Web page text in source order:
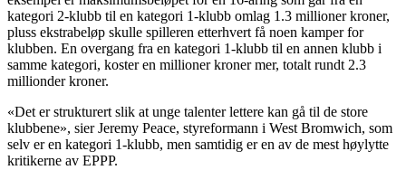
kategori 2-klubb til en kategori 1-klubb omlag 1.3 millioner kroner,
pluss ekstrabeløp skulle spilleren etterhvert få noen kamper for
klubben. En overgang fra en kategori 1-klubb til en annen klubb i
samme kategori, koster en millioner kroner mer, totalt rundt 2.3
millionder kroner.
«Det er strukturert slik at unge talenter lettere kan gå til de store
klubbene», sier Jeremy Peace, styreformann i West Bromwich, som
selv er en kategori 1-klubb, men samtidig er en av de mest høylytte
kritikerne av EPPP.